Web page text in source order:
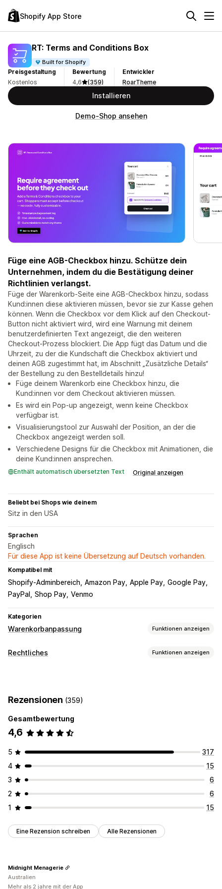
Shopify App Store
RT: Terms and Conditions Box
Built for Shopify
Preisgestaltung
Kostenlos
Bewertung
4,6
(359)
Entwickler
RoarTheme
Installieren
Demo-Shop ansehen
Füge eine AGB-Checkbox hinzu. Schütze dein
Unternehmen, indem du die Bestätigung deiner
Richtlinien verlangst.
Füge der Warenkorb-Seite eine AGB-Checkbox hinzu, sodass
Kund:innen diese aktivieren müssen, bevor sie zur Kasse gehen
können. Wenn die Checkbox vor dem Klick auf den Checkout-
Button nicht aktiviert wird, wird eine Warnung mit deinem
benutzerdefinierten Text angezeigt, die den weiteren
Checkout-Prozess blockiert. Die App fügt das Datum und die
Uhrzeit, zu der die Kundschaft die Checkbox aktiviert und
deinen AGB zugestimmt hat, im Abschnitt „Zusätzliche Details“
der Bestellung zu den Bestelldetails hinzu!
Füge deinem Warenkorb eine Checkbox hinzu, die
Kund:innen vor dem Checkout aktivieren müssen.
Es wird ein Pop-up angezeigt, wenn keine Checkbox
verfügbar ist.
Visualisierungstool zur Auswahl der Position, an der die
Checkbox angezeigt werden soll.
Verschiedene Designs für die Checkbox mit Animationen, die
deine Kund:innen ansprechen.
Enthält automatisch übersetzten Text Original anzeigen
Beliebt bei Shops wie deinem
Sitz in den USA
Sprachen
Englisch
Für diese App ist keine Übersetzung auf Deutsch vorhanden.
Kompatibel mit
Shopify-Adminbereich Amazon Pay Apple Pay Google Pay
PayPal
Shop Pay Venmo
Kategorien
Warenkorbanpassung Funktionen anzeigen
Warenkorbanzeige
Rechtliches Funktionen anzeigen
Kontrollkästchen
Farbe und Schriftart
Rezensionen (359)
Gesamtbewertung
4,6
5
317
4
15
3
6
2
6
1
15
Eine Rezension schreiben Alle Rezensionen
Midnight Menagerie
Australien
Mehr als 2 jahre mit der App